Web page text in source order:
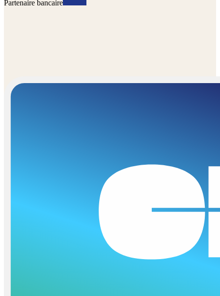
Partenaire bancaire